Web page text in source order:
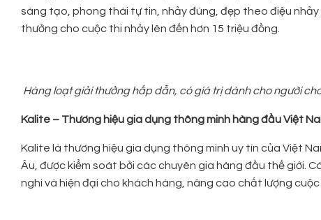
sáng tạo, phong thái tự tin, nhảy đúng, đẹp theo điệu
thưởng cho cuộc thi nhảy lên đến hơn 15 triệu đồng.
Hàng loạt giải thưởng hấp dẫn, có giá trị dành cho người
Kalite – Thương hiệu gia dụng thông minh hàng đầu Việt
Kalite là thương hiệu gia dụng thông minh uy tín của Việt
Âu, được kiểm soát bởi các chuyên gia hàng đầu thế giới.
nghi và hiện đại cho khách hàng, nâng cao chất lượng cuộc